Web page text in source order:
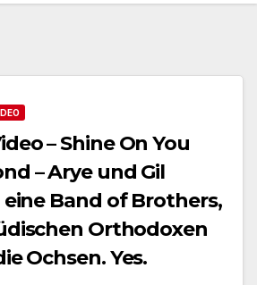
– Shine On You
– Arye und Gil
eine Band of Brothers,
Orthodoxen
Ochsen. Yes.